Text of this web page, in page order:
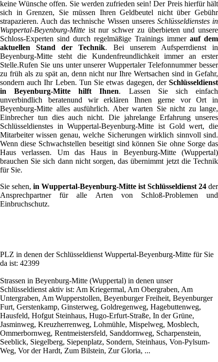
keine Wünsche offen. Sie werden zufrieden sein! Der Preis hierfür hält
sich in Grenzen, Sie müssen Ihren Geldbeutel nicht über Gebühr
strapazieren. Auch das technische Wissen unseres Schlüsseldienstes in
Wuppertal-Beyenburg-Mitte ist nur schwer zu überbieten und unsere
Schloss-Experten sind durch regelmäßige Trainings immer auf dem
aktuellen Stand der Technik. Bei unserem Aufsperrdienst in
Beyenburg-Mitte steht die Kundenfreundlichkeit immer an erster
Stelle.Rufen Sie uns unter unserer Wuppertaler Telefonnummer besser
zu früh als zu spät an, denn nicht nur Ihre Wertsachen sind in Gefahr,
sondern auch Ihr Leben. Tun Sie etwas dagegen, der Schlüsseldienst
in Beyenburg-Mitte hilft Ihnen. Lassen Sie sich einfach
unverbindlich beratenund wir erklären Ihnen gerne vor Ort in
Beyenburg-Mitte alles ausführlich. Aber warten Sie nicht zu lange,
Einbrecher tun dies auch nicht. Die jahrelange Erfahrung unseres
Schlüsseldienstes in Wuppertal-Beyenburg-Mitte ist Gold wert, die
Mitarbeiter wissen genau, welche Sicherungen wirklich sinnvoll sind.
Wenn diese Schwachstellen beseitigt sind können Sie ohne Sorge das
Haus verlassen. Um das Haus in Beyenburg-Mitte (Wuppertal)
brauchen Sie sich dann nicht sorgen, das übernimmt jetzt die Technik
für Sie.
Sie sehen, in Wuppertal-Beyenburg-Mitte ist Schlüsseldienst 24 der
Ansprechpartner für alle Arten von Schloß-Problemen und
Einbruchschutz.
PLZ in denen der Schlüsseldienst Wuppertal-Beyenburg-Mitte für Sie
da ist: 42399
Strassen in Beyenburg-Mitte (Wuppertal) in denen unser
Schlüsseldienst aktiv ist: Am Kriegermal, Am Obergraben, Am
Untergraben, Am Wupperstollen, Beyenburger Freiheit, Beyenburger
Furt, Gerstenkamp, Ginsterweg, Goldregenweg, Hagebuttenweg,
Hausfeld, Hofgut Steinhaus, Hugo-Erfurt-Straße, In der Grüne,
Jasminweg, Kreuzherrenweg, Lohmühle, Mispelweg, Mosblech,
Ommerbornweg, Rentmeistersfeld, Sanddornweg, Scharpenstein,
Seeblick, Siegelberg, Siepenplatz, Sondern, Steinhaus, Von-Pylsum-
Weg, Vor der Hardt, Zum Bilstein, Zur Gloria, ...